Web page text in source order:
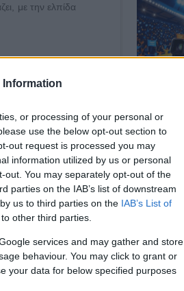
Information
or processing of your personal or
use the below opt-out section to
out request is processed you may
information utilized by us or personal
You may separately opt-out of the
parties on the IAB’s list of downstream
us to third parties on the IAB’s List of
other third parties.
services and may gather and store
behaviour. You may click to grant or
your data for below specified purposes
με την ελπίδα
Ελλάδα, η